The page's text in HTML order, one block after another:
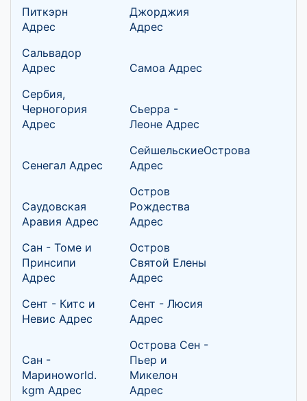
Питкэрн
Адрес
Джорджия
Адрес
Сальвадор
Адрес
Самоа Адрес
Сербия,
Черногория
Адрес
Сьерра -
Леоне Адрес
Сенегал Адрес
СейшельскиеОстрова
Адрес
Саудовская
Аравия Адрес
Остров
Рождества
Адрес
Сан - Томе и
Принсипи
Адрес
Остров
Святой Елены
Адрес
Сент - Китс и
Невис Адрес
Сент - Люсия
Адрес
Сан -
Мариноworld.
kgm Адрес
Острова Сен -
Пьер и
Микелон
Адрес